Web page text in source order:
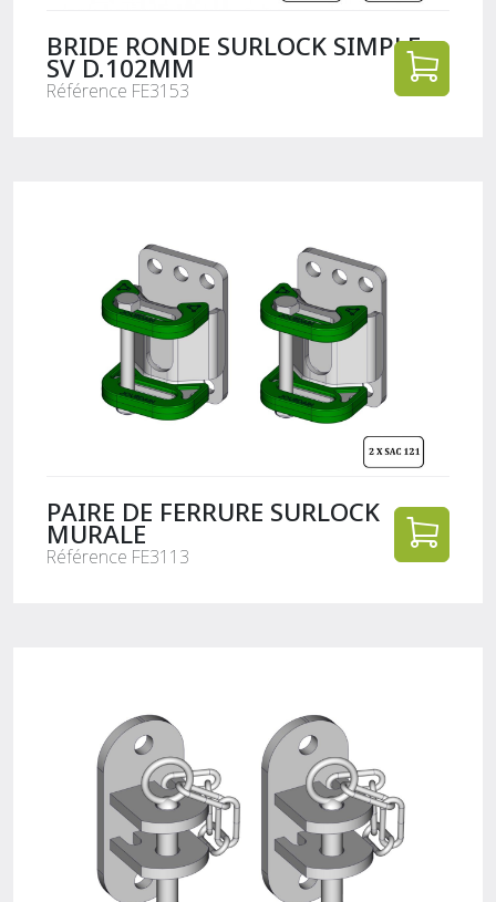
BRIDE RONDE SURLOCK SIMPLE
SV D.102MM
Référence FE3153
PAIRE DE FERRURE SURLOCK
MURALE
Référence FE3113